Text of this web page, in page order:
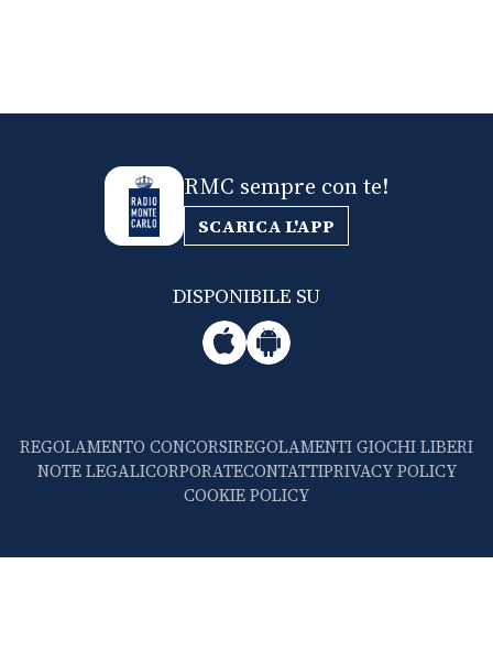
RMC sempre con te!
SCARICA L'APP
DISPONIBILE SU
REGOLAMENTO CONCORSIREGOLAMENTI GIOCHI LIBERI
NOTE LEGALICORPORATECONTATTIPRIVACY POLICY
COOKIE POLICY